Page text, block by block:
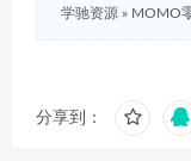
学驰资源 » MOMO
分享到：